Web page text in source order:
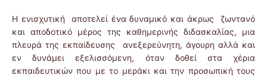
Η ενισχυτική αποτελεί ένα δυναμικό και άκρως ζωντανό
και αποδοτικό μέρος της καθημερινής διδασκαλίας, μια
πλευρά της εκπαίδευσης ανεξερεύνητη, άγουρη αλλά και
εν δυνάμει εξελισσόμενη, όταν δοθεί στα χέρια
εκπαιδευτικών που με το μεράκι και την προσωπική τους